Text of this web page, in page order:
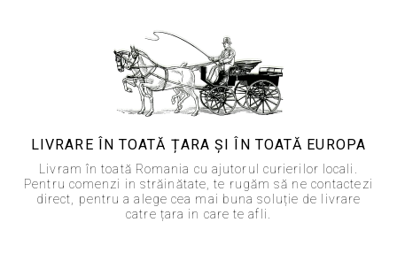
LIVRARE ÎN TOATĂ ȚARA ȘI ÎN TOATĂ EUROPA
Livram în toată Romania cu ajutorul curierilor locali.
Pentru comenzi in străinătate, te rugăm să ne contactezi
direct, pentru a alege cea mai buna soluție de livrare
catre țara in care te afli.